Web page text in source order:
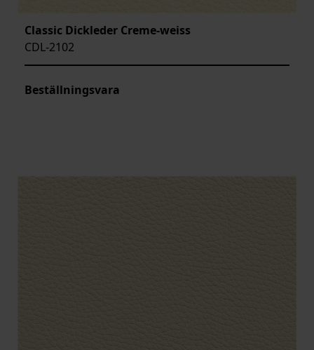
Classic Dickleder Creme-weiss
CDL-2102
Beställningsvara